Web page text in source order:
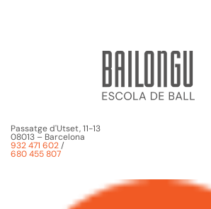
Passatge d'Utset, 11-13
08013 – Barcelona
932 471 602/
680 455 807